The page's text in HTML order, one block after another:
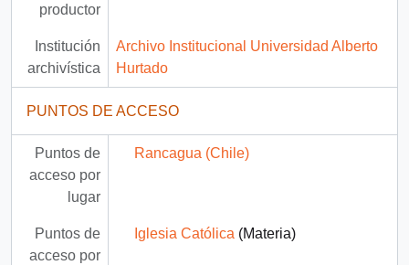
productor
Institución
archivística
Archivo Institucional Universidad Alberto
Hurtado
PUNTOS DE ACCESO
Puntos de
acceso por
lugar
Rancagua (Chile)
Puntos de
acceso por
Iglesia Católica (Materia)